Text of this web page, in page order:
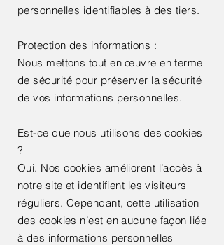
personnelles identifiables à des tiers.
Protection des informations :
Nous mettons tout en œuvre en terme
de sécurité pour préserver la sécurité
de vos informations personnelles.
Est-ce que nous utilisons des cookies
?
Oui. Nos cookies améliorent l’accès à
notre site et identifient les visiteurs
réguliers. Cependant, cette utilisation
des cookies n’est en aucune façon liée
à des informations personnelles